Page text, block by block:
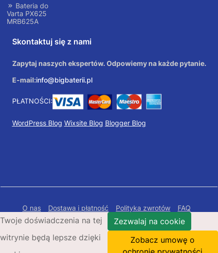
Bateria do
Varta PX625
MRB625A
Skontaktuj się z nami
Zapytaj naszych ekspertów. Odpowiemy na każde pytanie.
E-mail:info@bigbaterii.pl
PŁATNOŚCI:
WordPress Blog Wixsite Blog Blogger Blog
O nas Dostawa i płatność Polityka zwrotów
FAQ
Polityka prywatności
Mapa Strony
Copyright © 2026 Bigbaterii.pl. Wszelkie prawa
zastrzeżone.
Twoje doświadczenia na tej
witrynie będą lepsze dzięki
Zezwalaj na cookie
Zobacz umowę o